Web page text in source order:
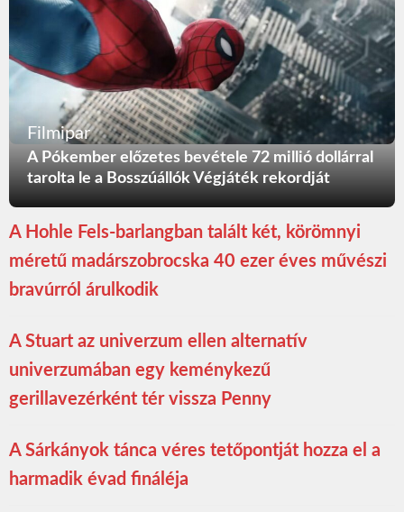
Filmipar
A Pókember előzetes bevétele 72 millió dollárral
tarolta le a Bosszúállók Végjáték rekordját
A Hohle Fels-barlangban talált két, körömnyi
méretű madárszobrocska 40 ezer éves művészi
bravúrról árulkodik
A Stuart az univerzum ellen alternatív
univerzumában egy keménykezű
gerillavezérként tér vissza Penny
A Sárkányok tánca véres tetőpontját hozza el a
harmadik évad fináléja